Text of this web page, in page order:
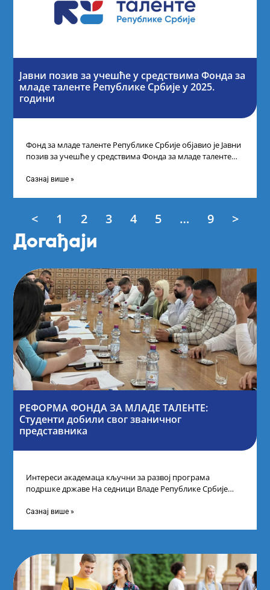
Јавни позив за учешће у средствима Фонда за
младе таленте Републике Србије у 2025.
години
Фонд за младе таленте Републике Србије објавио је Јавни
позив за учешће у средствима Фонда за младе таленте
Сазнај више »
< 1 2 3 4 5 … 9 >
Догађаји
РЕФОРМА ФОНДА ЗА МЛАДЕ ТАЛЕНТЕ:
Студенти добили свог званичног
представника
Интереси академаца кључни за развој програма
подршке државе На седници Владе Републике Србије
Сазнај више »